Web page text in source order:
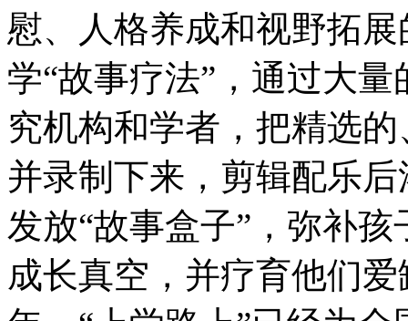
慰、人格养成和视野拓
学“故事疗法”，通过大
究机构和学者，把精选
并录制下来，剪辑配乐
发放“故事盒子”，弥补
成长真空，并疗育他们